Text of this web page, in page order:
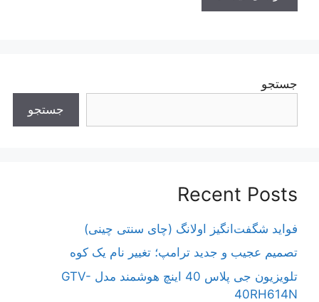
جستجو
جستجو
Recent Posts
فواید شگفت‌انگیز اولانگ (چای سنتی چینی)
تصمیم عجیب و جدید ترامپ؛ تغییر نام یک کوه
تلویزیون جی پلاس 40 اینچ هوشمند مدل GTV-
40RH614N